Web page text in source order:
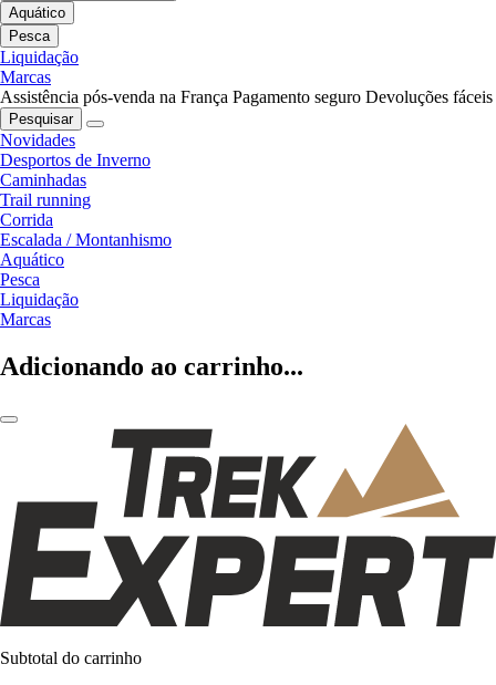
Aquático
Pesca
Liquidação
Marcas
Assistência pós-venda na França Pagamento seguro Devoluções fáceis
Pesquisar
Novidades
Desportos de Inverno
Caminhadas
Trail running
Corrida
Escalada / Montanhismo
Aquático
Pesca
Liquidação
Marcas
Adicionando ao carrinho...
Subtotal do carrinho